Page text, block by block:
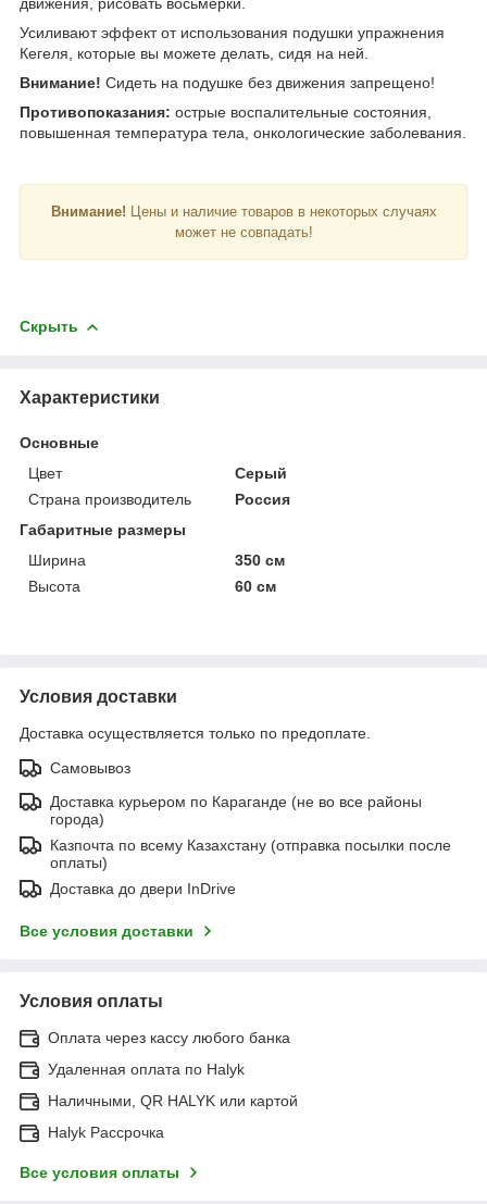
Усиливают эффект от использования подушки упражнения
Кегеля, которые вы можете делать, сидя на ней.
Внимание! Сидеть на подушке без движения запрещено!
Противопоказания: острые воспалительные состояния,
повышенная температура тела, онкологические заболевания.
Внимание! Цены и наличие товаров в некоторых случаях
может не совпадать!
Скрыть
Характеристики
Основные
Цвет
Серый
Страна производитель
Россия
Габаритные размеры
Ширина
350 см
Высота
60 см
Условия доставки
Доставка осуществляется только по предоплате.
Самовывоз
Доставка курьером по Караганде (не во все районы
города)
Казпочта по всему Казахстану (отправка посылки после
оплаты)
Доставка до двери InDrive
Все условия доставки
Условия оплаты
Оплата через кассу любого банка
Удаленная оплата по Halyk
Наличными, QR HALYK или картой
Halyk Рассрочка
Все условия оплаты